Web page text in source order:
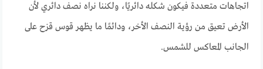
اتجاهات متعددة فيكون شكله دائريًا، ولكننا نراه نصف دائري لأن
الأرض تعيق من رؤية النصف الأخر، ودائمًا ما يظهر قوس قزح على
الجانب المعاكس للشمس.